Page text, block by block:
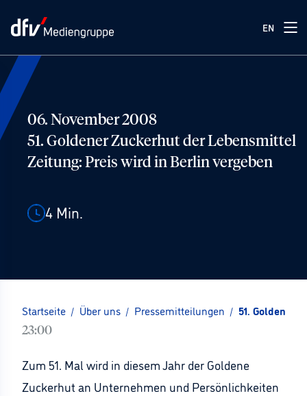
EN
06. November 2008
51. Goldener Zuckerhut der Lebensmittel
Zeitung: Preis wird in Berlin vergeben
4 Min.
Startseite / Über uns / Pressemitteilungen / 51. Goldener
23:00
Zum 51. Mal wird in diesem Jahr der Goldene
Zuckerhut an Unternehmen und Persönlichkeiten